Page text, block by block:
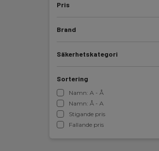
Pris
Brand
Säkerhetskategori
Sortering
Namn: A - Å
Namn: Å - A
Stigande pris
Fallande pris